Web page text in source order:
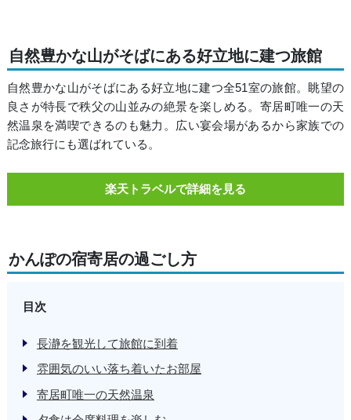
自然豊かな山がそばにある好立地に建つ旅館
自然豊かな山がそばにある好立地に建つ全51室の旅館。眺望の
良さが特長で秩父の山並みの絶景を楽しめる。寄居町唯一の天
然温泉を満喫できるのも魅力。広い宴会場があるから家族での
記念旅行にも選ばれている。
楽天トラベルで詳細を見る
かんぽの宿寄居の過ごし方
目次
長瀞を観光して旅館に到着
雰囲気のいい落ち着いたお部屋
寄居町唯一の天然温泉